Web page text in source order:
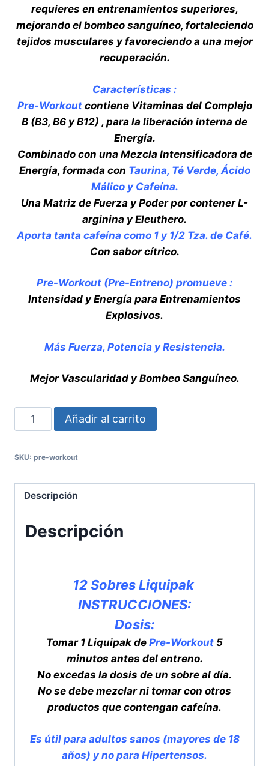
requieres en entrenamientos superiores,
mejorando el bombeo sanguíneo, fortaleciendo
tejidos musculares y favoreciendo a una mejor
recuperación.
Características :
Pre-Workoutcontiene Vitaminas del Complejo
B (B3, B6 y B12) , para la liberación interna de
Energía.
Combinado con una Mezcla Intensificadora de
Energía, formada con Taurina, Té Verde, Ácido
Málico y Cafeína.
Una Matriz de Fuerza y Poder por contener L-
arginina y Eleuthero.
Aporta tanta cafeína como 1 y 1/2 Tza. de Café.
Con sabor cítrico.
Pre-Workout (Pre-Entreno) promueve :
Intensidad y Energía para Entrenamientos
Explosivos.
Más Fuerza, Potencia y Resistencia.
Mejor Vascularidad y Bombeo Sanguíneo.
PRE-
WORKOUT
Añadir al carrito
SKU: pre-workout
Descripción
Descripción
12 Sobres Liquipak
INSTRUCCIONES:
Dosis:
Tomar 1 Liquipak de Pre-Workout 5
minutos antes del entreno.
No excedas la dosis de un sobre al día.
No se debe mezclar ni tomar con otros
productos que contengan cafeína.
Es útil para adultos sanos (mayores de 18
años) y no para Hipertensos.